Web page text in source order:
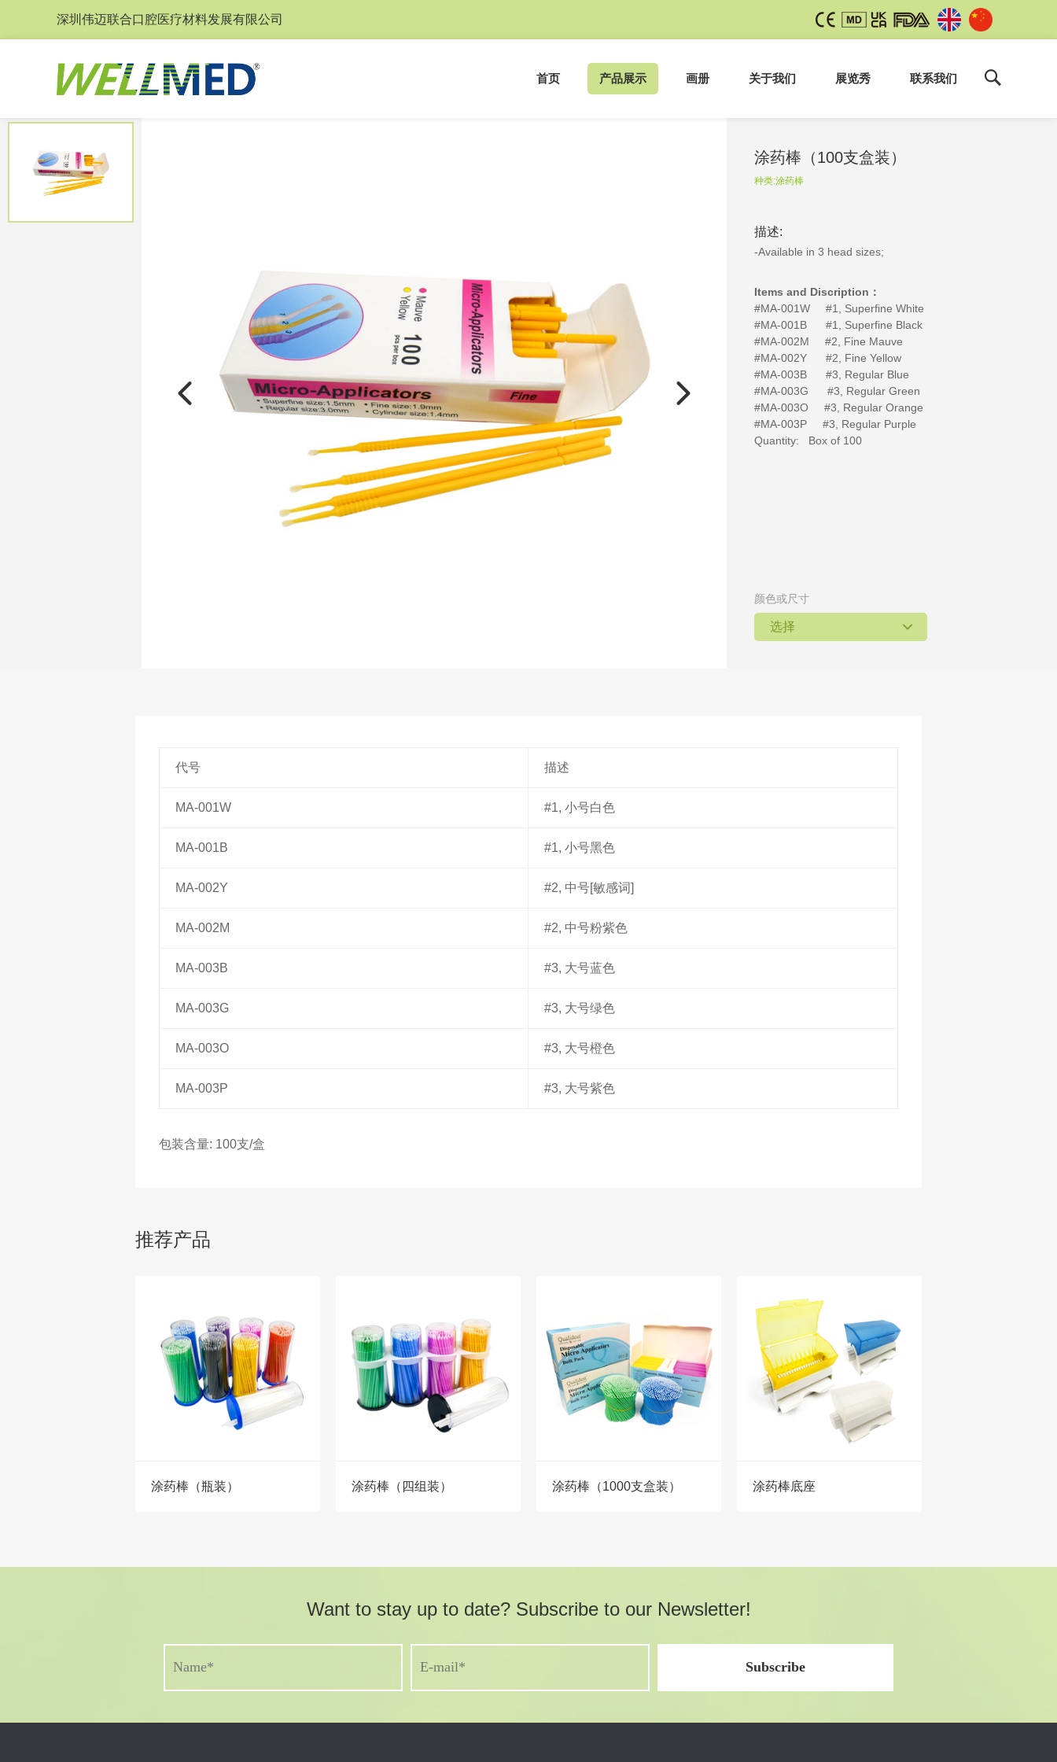
深圳伟迈联合口腔医疗材料发展有限公司
首页 产品展示 画册 关于我们 展览秀 联系我们
涂药棒（100支盒装）
种类:涂药棒
描述:
-Available in 3 head sizes;
Items and Discription：
#MA-001W #1, Superfine White
#MA-001B #1, Superfine Black
#MA-002M #2, Fine Mauve
#MA-002Y #2, Fine Yellow
#MA-003B #3, Regular Blue
#MA-003G #3, Regular Green
#MA-003O #3, Regular Orange
#MA-003P #3, Regular Purple
Quantity: Box of 100
颜色或尺寸
选择
代号 描述
MA-001W #1, 小号白色
MA-001B #1, 小号黑色
MA-002Y #2, 中号[敏感词]
MA-002M #2, 中号粉紫色
MA-003B #3, 大号蓝色
MA-003G #3, 大号绿色
MA-003O #3, 大号橙色
MA-003P #3, 大号紫色
包装含量: 100支/盒
推荐产品
涂药棒（瓶装） 涂药棒（四组装） 涂药棒（1000支盒装） 涂药棒底座
Want to stay up to date? Subscribe to our Newsletter!